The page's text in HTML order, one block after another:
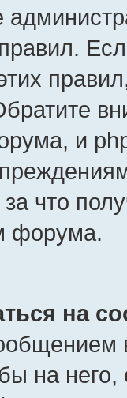
и
что
форума.
на
на